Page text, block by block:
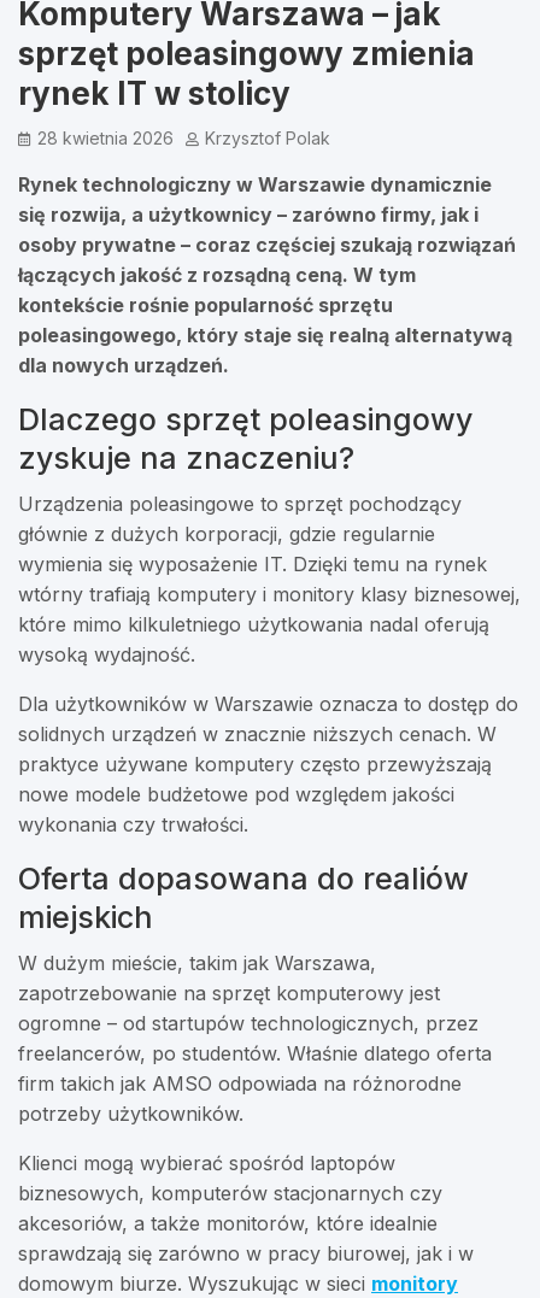
Komputery Warszawa – jak
sprzęt poleasingowy zmienia
rynek IT w stolicy
28 kwietnia 2026 Krzysztof Polak
Rynek technologiczny w Warszawie dynamicznie
się rozwija, a użytkownicy – zarówno firmy, jak i
osoby prywatne – coraz częściej szukają rozwiązań
łączących jakość z rozsądną ceną. W tym
kontekście rośnie popularność sprzętu
poleasingowego, który staje się realną alternatywą
dla nowych urządzeń.
Dlaczego sprzęt poleasingowy
zyskuje na znaczeniu?
Urządzenia poleasingowe to sprzęt pochodzący
głównie z dużych korporacji, gdzie regularnie
wymienia się wyposażenie IT. Dzięki temu na rynek
wtórny trafiają komputery i monitory klasy biznesowej,
które mimo kilkuletniego użytkowania nadal oferują
wysoką wydajność.
Dla użytkowników w Warszawie oznacza to dostęp do
solidnych urządzeń w znacznie niższych cenach. W
praktyce używane komputery często przewyższają
nowe modele budżetowe pod względem jakości
wykonania czy trwałości.
Oferta dopasowana do realiów
miejskich
W dużym mieście, takim jak Warszawa,
zapotrzebowanie na sprzęt komputerowy jest
ogromne – od startupów technologicznych, przez
freelancerów, po studentów. Właśnie dlatego oferta
firm takich jak AMSO odpowiada na różnorodne
potrzeby użytkowników.
Klienci mogą wybierać spośród laptopów
biznesowych, komputerów stacjonarnych czy
akcesoriów, a także monitorów, które idealnie
sprawdzają się zarówno w pracy biurowej, jak i w
domowym biurze. Wyszukując w sieci monitory